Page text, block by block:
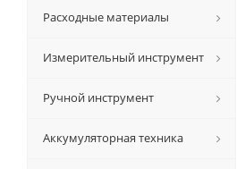
Расходные материалы
Измерительный инструмент
Ручной инструмент
Аккумуляторная техника